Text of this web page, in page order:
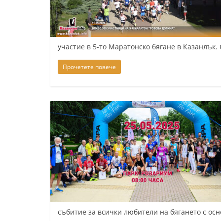
К
а
з
к
и
о
б
л
а
с
участие в 5-то Маратонско бягане в
Прочетете повече
събитие за всички любители на бягането с